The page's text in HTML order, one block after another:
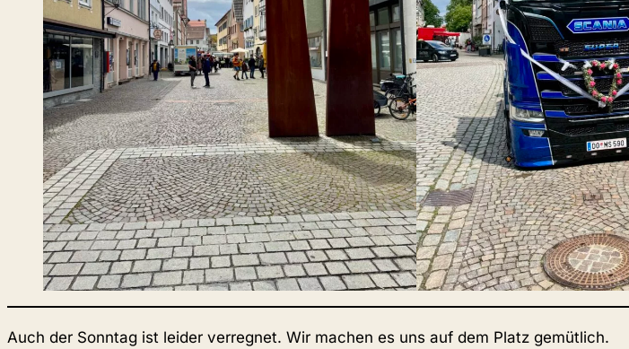
Auch der Sonntag ist leider verregnet. Wir machen es uns auf dem Platz gemütlich.